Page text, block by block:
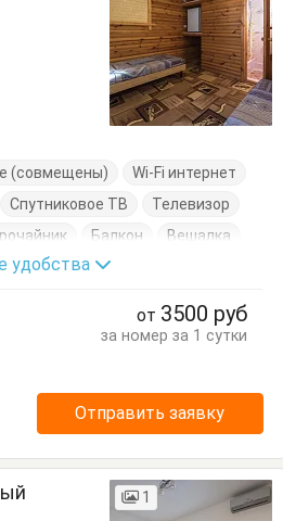
(совмещены)
Wi-Fi интернет
Спутниковое ТВ
Телевизор
Балкон
Вешалка
кровать
удобства
от 3500 руб
за номер за 1 сутки
Отправить заявку
1